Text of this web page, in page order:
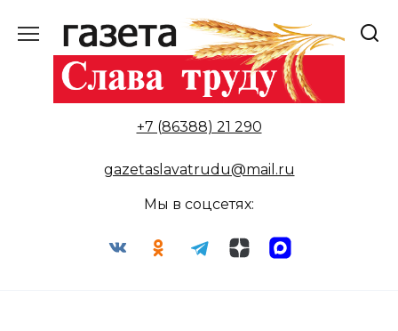
содержанию
+7 (86388) 21 290
gazetaslavatrudu@mail.ru
Мы в соцсетях: